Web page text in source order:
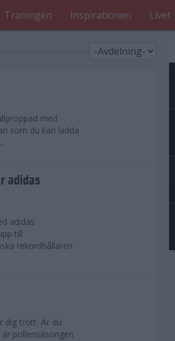
Träningen Inspirationen Livet
med
som du kan ladda
adidas
adidas
till
rekordhållaren
dig trött. Är du
pollensäsongen